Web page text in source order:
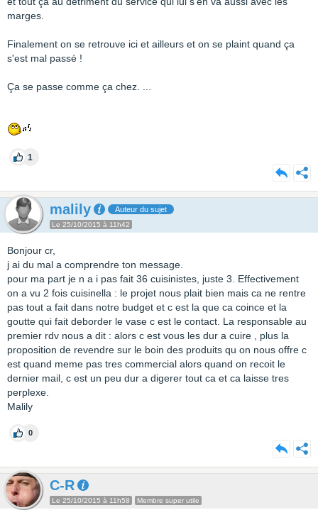
marges.
Finalement on se retrouve ici et ailleurs et on se plaint quand ça
s'est mal passé !
Ça se passe comme ça chez. ...
1
malily Auteur du sujet
Le 25/10/2015 à 11h42
Bonjour cr,
j ai du mal a comprendre ton message.
pour ma part je n a i pas fait 36 cuisinistes, juste 3. Effectivement
on a vu 2 fois cuisinella : le projet nous plait bien mais ca ne rentre
pas tout a fait dans notre budget et c est la que ca coince et la
goutte qui fait deborder le vase c est le contact. La responsable au
premier rdv nous a dit : alors c est vous les dur a cuire , plus la
proposition de revendre sur le boin des produits qu on nous offre c
est quand meme pas tres commercial alors quand on recoit le
dernier mail, c est un peu dur a digerer tout ca et ca laisse tres
perplexe.
Malily
0
C-R
Le 25/10/2015 à 11h58 Membre super utile